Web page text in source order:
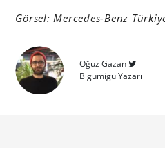
Görsel: Mercedes-Benz
Oğuz Gazan
Bigumigu Yazarı